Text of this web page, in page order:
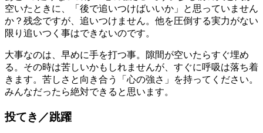
空いたときに、「後で追いつけばいいか」と思っていません
か？残念ですが、追いつけません。他を圧倒する実力がない
限り追いつく事はできないのです。
大事なのは、早めに手を打つ事。隙間が空いたらすぐ埋め
る。その時は苦しいかもしれませんが、すぐに呼吸は落ち着
きます。苦しさと向き合う「心の強さ」を持ってください。
みんなだったら絶対できると思います。
投てき／跳躍